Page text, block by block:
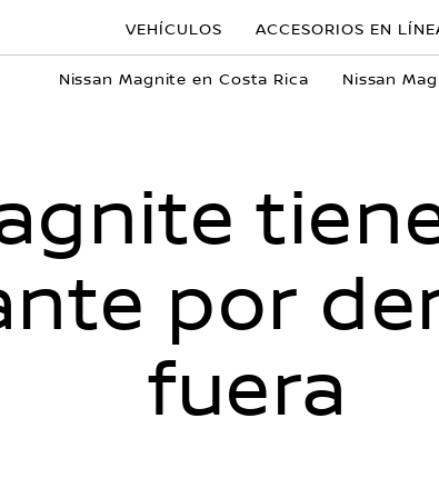
VEHÍCULOS ACCESORIOS EN
Nissan Magnite en Costa Rica Nissan
por
fuera